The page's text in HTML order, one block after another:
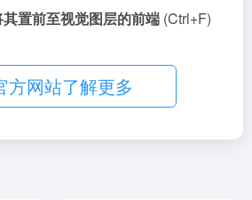
置前至视觉图层的前端 (Ctrl+F)
方网站了解更多